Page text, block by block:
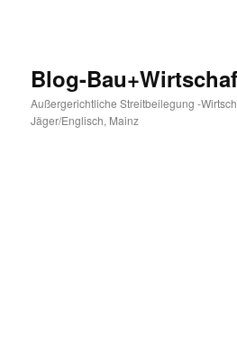
Blog-
Außergerichtliche Streitbeilegung -
Jäger/Englisch, Mainz